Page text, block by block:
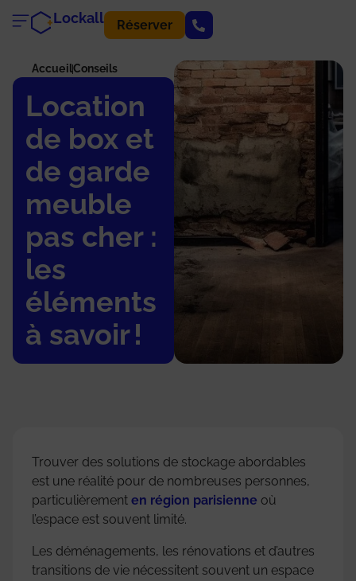
Lockall Réserver
Location
de box et
de garde
meuble
pas cher :
les
éléments
à savoir !
AccueilConseils
Trouver des solutions de stockage abordables
est une réalité pour de nombreuses personnes,
particulièrement en région parisienne où
l’espace est souvent limité.
Les déménagements, les rénovations et d’autres
transitions de vie nécessitent souvent un espace